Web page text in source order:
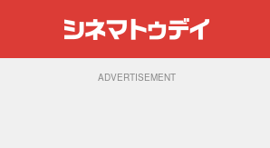
ADVERTISEMENT